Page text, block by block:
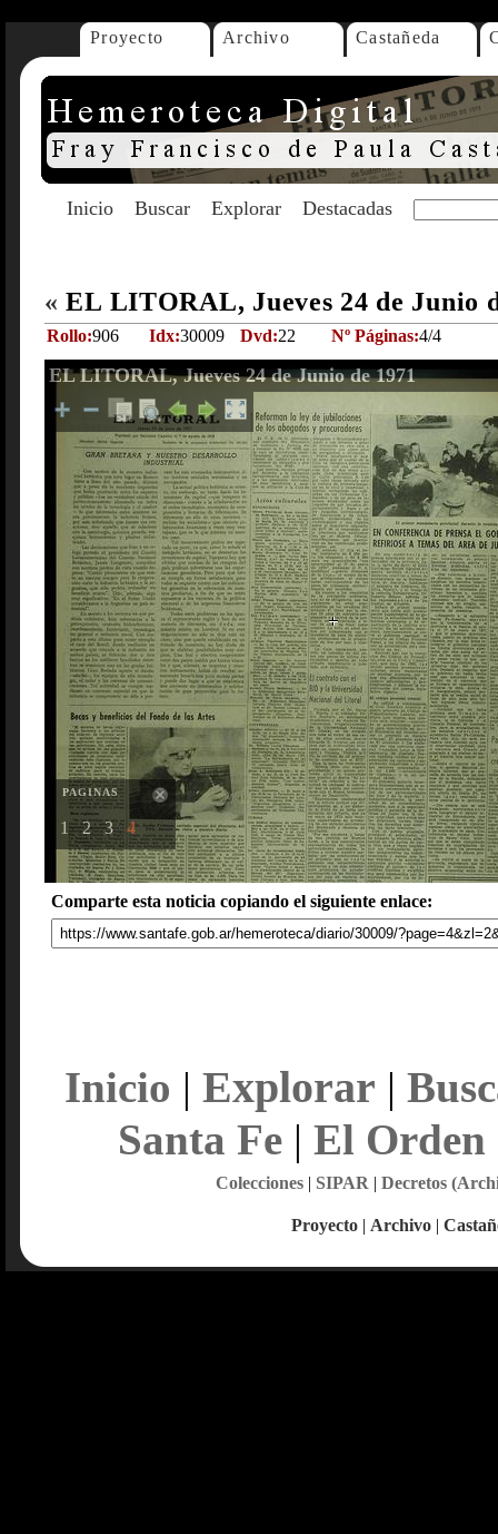
Proyecto Archivo Castañeda
Inicio Buscar Explorar Destacadas
« EL LITORAL, Jueves 24 de Junio
Rollo:906 Idx:30009 Dvd:22 Nº Páginas:4/4
EL LITORAL, Jueves 24 de Junio de 1971
PAGINAS
1 2 3 4
Comparte esta noticia copiando el siguiente enlace:
Inicio | Explorar |
Santa Fe| El Orden
Colecciones| SIPAR | Decretos
Proyecto | Archivo |